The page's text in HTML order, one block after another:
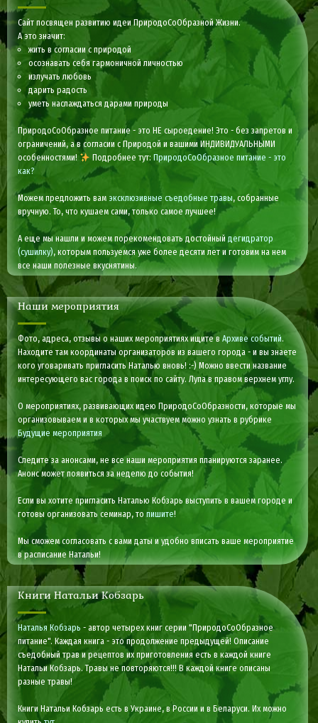
Сайт посвящен развитию идеи ПриродоСоОбразной Жизни.
А это значит:
жить в согласии с природой
осознавать себя гармоничной личностью
излучать любовь
дарить радость
уметь наслаждаться дарами природы
ПриродоСоОбразное питание - это НЕ сыроедение! Это - без запретов и
ограничений, а в согласии с Природой и вашими ИНДИВИДУАЛЬНЫМИ
особенностями!
Подробнее тут: ПриродоСоОбразное питание - это
как?
Можем предложить вам эксклюзивные съедобные травы, собранные
вручную. То, что кушаем сами, только самое лучшее!
А еще мы нашли и можем порекомендовать достойныйдегидратор
(сушилку), которым пользуемся уже более десяти лет и готовим на нем
все наши полезные вкуснятины.
Наши мероприятия
Фото, адреса, отзывы о наших мероприятиях ищите вАрхиве событий.
Находите там координаты организаторов из вашего города - и вы знаете
кого уговаривать пригласить Наталью вновь! :-) Можно ввести название
интересующего вас города в поиск по сайту. Лупа в правом верхнем углу.
О мероприятиях, развивающих идею ПриродоСоОбразности, которые мы
организовываем и в которых мы участвуем можно узнать в рубрике
Будущие мероприятия
Следите за анонсами, не все наши мероприятия планируются заранее.
Анонс может появиться за неделю до события!
Если вы хотите пригласить Наталью Кобзарь выступить в вашем городе и
готовы организовать семинар, топишите!
Мы сможем согласовать с вами даты и удобно вписать ваше мероприятие
в расписание Натальи!
Книги Натальи Кобзарь
Наталья Кобзарь - автор четырех книг серии "ПриродоСоОбразное
питание". Каждая книга - это продолжение предыдущей! Описание
съедобный трав и рецептов их приготовления есть в каждой книге
Натальи Кобзарь. Травы не повторяются!!! В каждой книге описаны
разные травы!
Книги Натальи Кобзарь есть в Украине, в России и в Беларуси. Их можно